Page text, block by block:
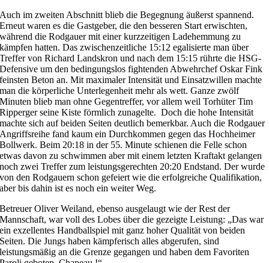
Auch im zweiten Abschnitt blieb die Begegnung äußerst spannend.
Erneut waren es die Gastgeber, die den besseren Start erwischten,
während die Rodgauer mit einer kurzzeitigen Ladehemmung zu
kämpfen hatten. Das zwischenzeitliche 15:12 egalisierte man über
Treffer von Richard Landskron und nach dem 15:15 rührte die HSG-
Defensive um den bedingungslos fightenden Abwehrchef Oskar Fink
feinsten Beton an. Mit maximaler Intensität und Einsatzwillen machte
man die körperliche Unterlegenheit mehr als wett. Ganze zwölf
Minuten blieb man ohne Gegentreffer, vor allem weil Torhüter Tim
Ripperger seine Kiste förmlich zunagelte. Doch die hohe Intensität
machte sich auf beiden Seiten deutlich bemerkbar. Auch die Rodgauer
Angriffsreihe fand kaum ein Durchkommen gegen das Hochheimer
Bollwerk. Beim 20:18 in der 55. Minute schienen die Felle schon
etwas davon zu schwimmen aber mit einem letzten Kraftakt gelangen
noch zwei Treffer zum leistungsgerechten 20:20 Endstand. Der wurde
von den Rodgauern schon gefeiert wie die erfolgreiche Qualifikation,
aber bis dahin ist es noch ein weiter Weg.
Betreuer Oliver Weiland, ebenso ausgelaugt wie der Rest der
Mannschaft, war voll des Lobes über die gezeigte Leistung: „Das war
ein exzellentes Handballspiel mit ganz hoher Qualität von beiden
Seiten. Die Jungs haben kämpferisch alles abgerufen, sind
leistungsmäßig an die Grenze gegangen und haben dem Favoriten